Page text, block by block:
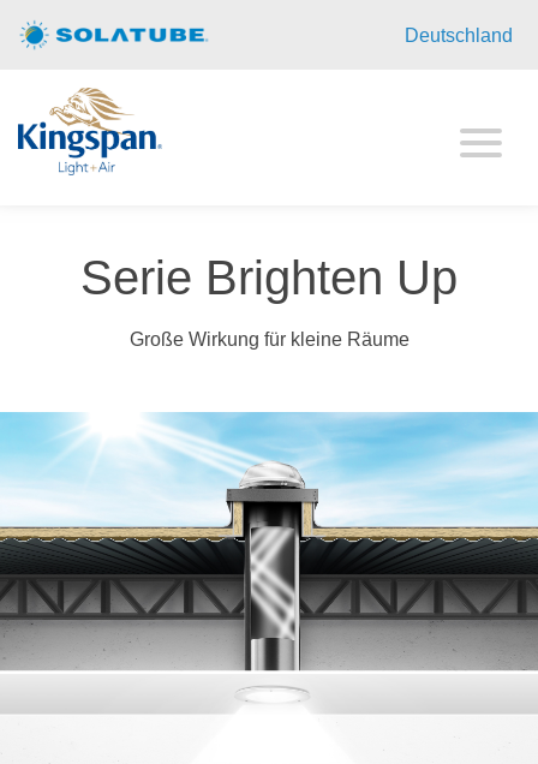
Homepage
Objekte
Brighten Up
Anwendungsbeispiele
Über uns
Impressum
Deutschland
Serie Brighten Up
Große Wirkung für kleine Räume